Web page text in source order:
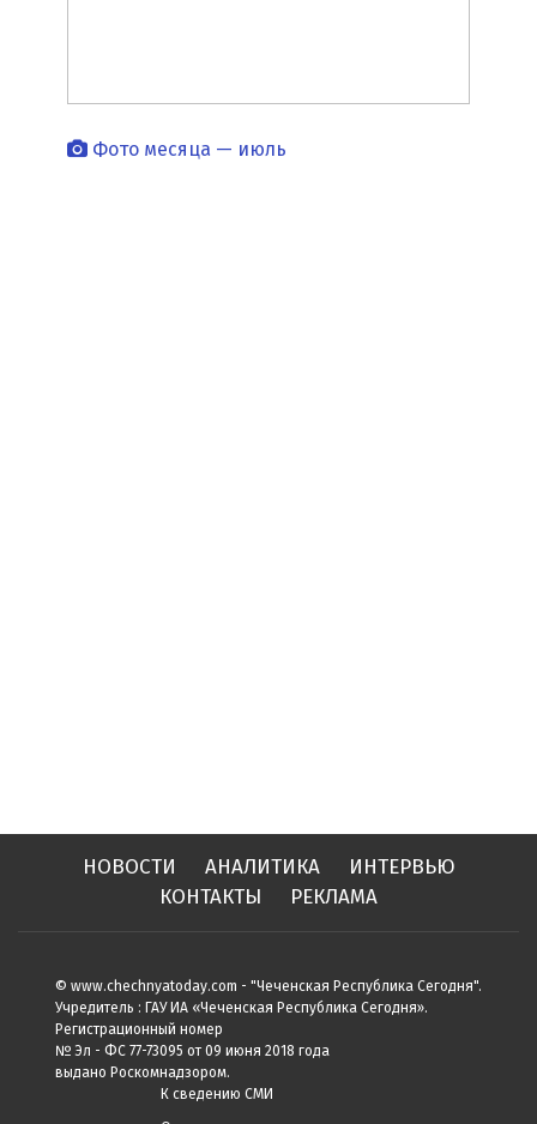
Фото месяца — июль
НОВОСТИ АНАЛИТИКА
ИНТЕРВЬЮ
КОНТАКТЫ
РЕКЛАМА
© www.chechnyatoday.com - "Чеченcкая Республика Сегодня".
Учредитель : ГАУ ИА «Чеченская Республика Сегодня».
Регистрационный номер
№ Эл - ФС 77-73095 от 09 июня 2018 года
выдано Роскомнадзором.
К сведению СМИ